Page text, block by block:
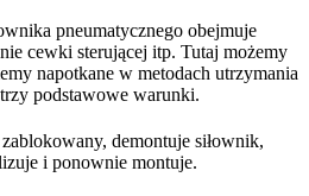
pneumatycznego obejmuje
cewki sterującej itp. Tutaj możemy
napotkane w metodach utrzymania
podstawowe warunki.
demontuje siłownik,
i ponownie montuje.